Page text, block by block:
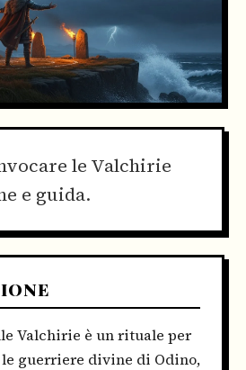
le Valchirie
e guida.
Valchirie è un rituale per
guerriere divine di Odino,